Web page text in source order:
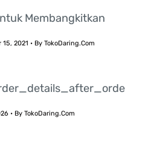
Membangkitkan
2021 • ByTokoDaring.Com
• ByTokoDaring.Com